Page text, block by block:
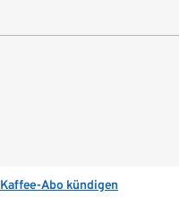
Kaffee-Abo kündigen